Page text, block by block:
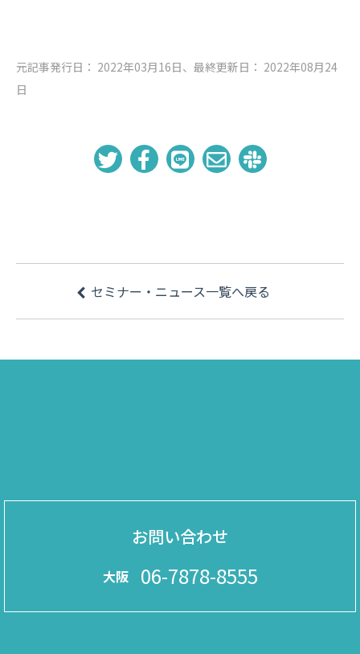
元記事発行日： 2022年03月16日、最終更新日： 2022年08月24
日
セミナー・ニュース一覧へ戻る
お問い合わせ
大阪 06-7878-8555